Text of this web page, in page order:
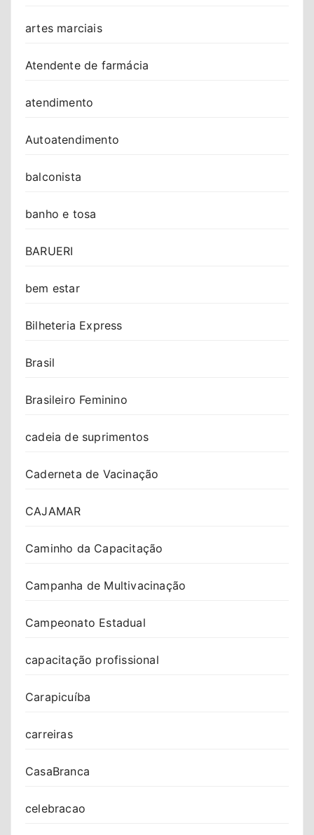
artes marciais
Atendente de farmácia
atendimento
Autoatendimento
balconista
banho e tosa
BARUERI
bem estar
Bilheteria Express
Brasil
Brasileiro Feminino
cadeia de suprimentos
Caderneta de Vacinação
CAJAMAR
Caminho da Capacitação
Campanha de Multivacinação
Campeonato Estadual
capacitação profissional
Carapicuíba
carreiras
CasaBranca
celebracao